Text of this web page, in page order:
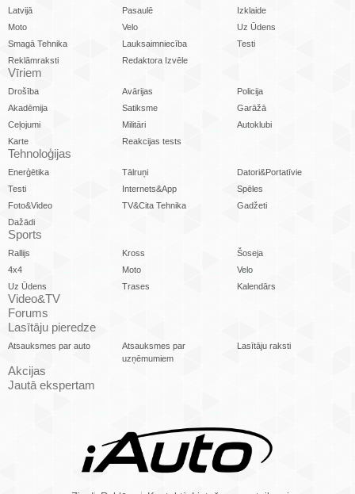
Latvijā Pasaulē
Izklaide
Moto
Velo
Uz Ūdens
Smagā Tehnika
Lauksaimniecība
Testi
Reklāmraksti
Redaktora Izvēle
Vīriem
Drošība Avārijas
Policija
Akadēmija
Satiksme
Garāžā
Ceļojumi
Militāri
Autoklubi
Karte
Reakcijas tests
Tehnoloģijas
Enerģētika Tālruņi
Datori&Portatīvie
Testi
Internets&App
Spēles
Foto&Video
TV&Cita Tehnika
Gadžeti
Dažādi
Sports
Rallijs Kross
Šoseja
4x4
Moto
Velo
Uz Ūdens
Trases Kalendārs
Video&TV
Forums
Lasītāju pieredze
Atsauksmes par auto
Atsauksmes par
uzņēmumiem
Lasītāju raksti
Akcijas
Jautā ekspertam